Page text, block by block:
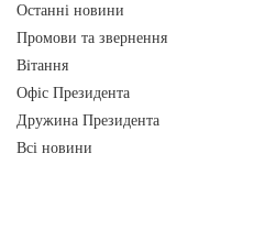
Останні новини
Промови та звернення
Вiтання
Офіс Президента
Дружина Президента
Всі новини